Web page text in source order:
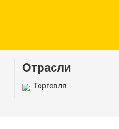
Отрасли
Торговля